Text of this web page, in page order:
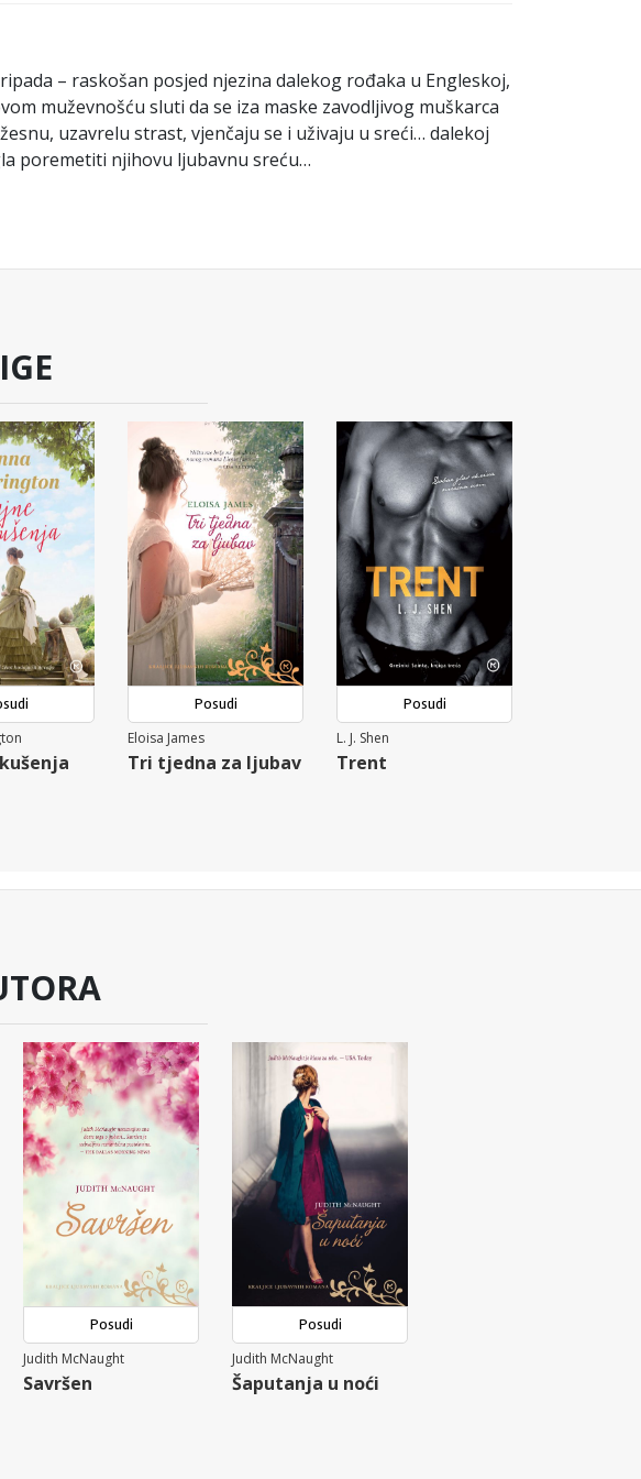
– raskošan posjed njezina dalekog rođaka u Engleskoj,
muževnošću sluti da se iza maske zavodljivog muškarca
uzavrelu strast, vjenčaju se i uživaju u sreći… dalekoj
poremetiti njihovu ljubavnu sreću…
Posudi
Eloisa James
Tri tjedna za ljubav
Posudi
L. J. Shen
Trent
Posudi
Judith McNaught
Savršen
Posudi
Judith McNaught
Šaputanja u noći